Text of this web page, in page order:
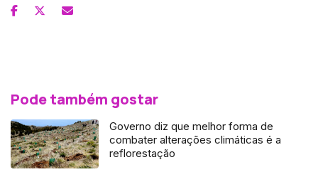
Pode também gostar
Governo diz que melhor forma de
combater alterações climáticas é a
reflorestação